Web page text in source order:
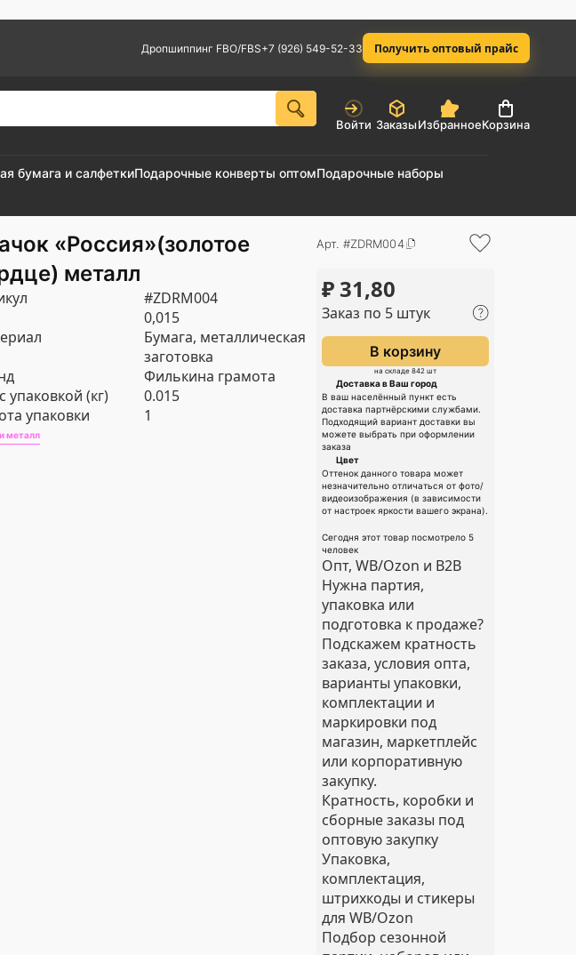
Дропшиппинг FBO/FBS+7 (926) 549-52-33 Получить оптовый прайс
Войти ЗаказыИзбранноеКорзина
бумага и салфеткиПодарочные конверты оптомПодарочные наборы
«Россия»(золотое
металл
#ZDRM004
0,015
Бумага, металлическая
заготовка
Филькина грамота
упаковкой (кг)
0.015
упаковки
1
металл
Арт. #ZDRM004
₽ 31,80
Заказ по 5 штук
В корзину
на складе 842 шт
Доставка в Ваш город
В ваш населённый пункт есть
доставка партнёрскими службами.
Подходящий вариант доставки вы
можете выбрать при оформлении
заказа
Цвет
Оттенок данного товара может
незначительно отличаться от фото/
видеоизображения (в зависимости
от настроек яркости вашего экрана).
Сегодня этот товар посмотрело 5
человек
Опт, WB/Ozon и B2B
Нужна партия,
упаковка или
подготовка к продаже?
Подскажем кратность
заказа, условия опта,
варианты упаковки,
комплектации и
маркировки под
магазин, маркетплейс
или корпоративную
закупку.
Кратность, коробки и
сборные заказы под
оптовую закупку
Упаковка,
комплектация,
штрихкоды и стикеры
для WB/Ozon
Подбор сезонной